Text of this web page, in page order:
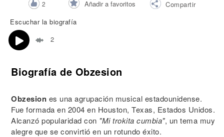
2 Añadir a favoritos
Compartir
Escuchar la biografía
2
Biografía de Obzesion
Obzesion es una agrupación musical estadounidense.
Fue formada en 2004 en Houston, Texas, Estados Unidos.
Alcanzó popularidad con "Mi trokita cumbia", un tema muy
alegre que se convirtió en un rotundo éxito.